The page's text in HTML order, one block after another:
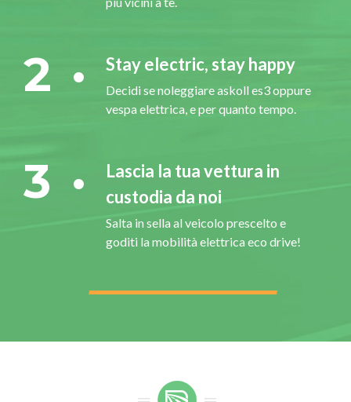
2 Stay electric, stay happy
Decidi se noleggiare askoll es3 oppure
vespa elettrica, e per quanto tempo.
3
Lascia la tua vettura in
custodia da noi
Salta in sella al veicolo prescelto e
goditi la mobilità elettrica eco drive!